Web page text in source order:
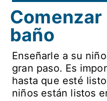
Comenzar
baño
Enseñarle a su
gran paso. Es
hasta que esté
niños están listos